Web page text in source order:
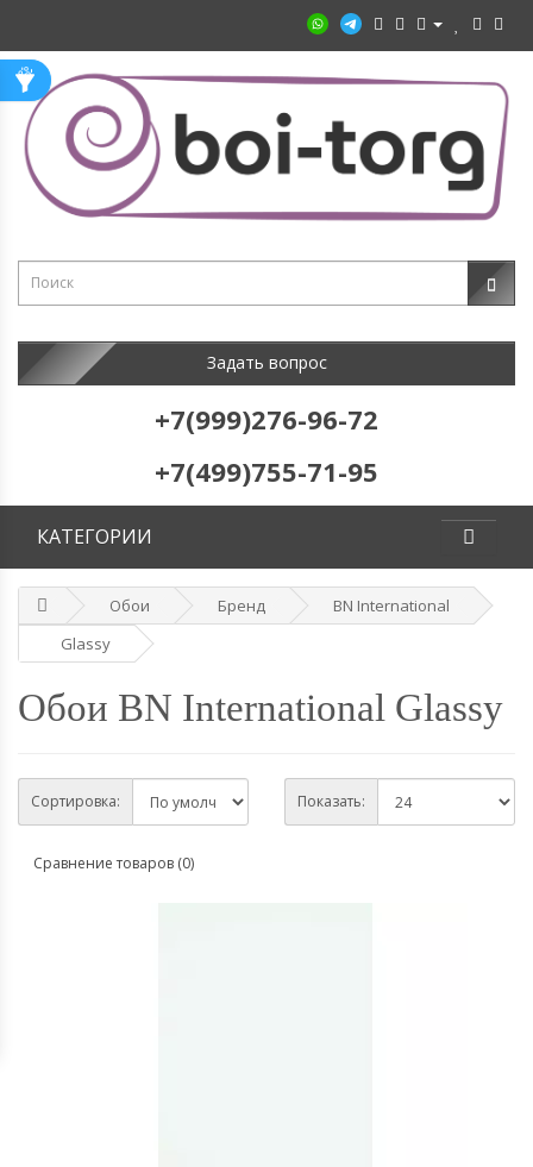
Задать вопрос
+7(999)276-96-72
+7(499)755-71-95
КАТЕГОРИИ
Обои Бренд
BN International
Glassy
Обои BN International Glassy
Сортировка: Показать:
Сравнение товаров (0)